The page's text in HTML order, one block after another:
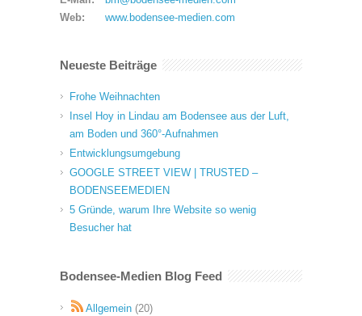
Web:
www.bodensee-medien.com
Neueste Beiträge
Frohe Weihnachten
Insel Hoy in Lindau am Bodensee aus der Luft,
am Boden und 360°-Aufnahmen
Entwicklungsumgebung
GOOGLE STREET VIEW | TRUSTED –
BODENSEEMEDIEN
5 Gründe, warum Ihre Website so wenig
Besucher hat
Bodensee-Medien Blog Feed
Allgemein (20)